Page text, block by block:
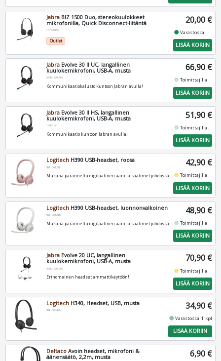
Jabra BIZ 1500 Duo, stereokuulokkeet
mikrofonilla, Quick Disconnect-liitäntä
1519-0154
Outlet
20,00 €
fiber_manual_recordVarastossa
LISÄÄ KORIIN
Jabra Evolve 30 II UC, langallinen
kuulokemikrofoni, USB-A, musta
5399-829-309
Kommunikaatiokalusto kuntoon Jabran avulla!
66,90 €
fiber_manual_recordToimittajilla
LISÄÄ KORIIN
Jabra Evolve 30 II HS, langallinen
kuulokemikrofoni, USB-A, musta
14401-21
Kommunikaatio kuntoon Jabran avulla!
51,90 €
fiber_manual_recordToimittajilla
LISÄÄ KORIIN
Logitech H390 USB-headset, roosa
981-001281
Mukana paranneltu digitaalinen ääni ja säätimet johdossa
42,90 €
fiber_manual_recordToimittajilla
LISÄÄ KORIIN
Logitech H390 USB-headset, luonnonvalkoinen
981-001286
Mukana paranneltu digitaalinen ääni ja säätimet johdossa
48,90 €
fiber_manual_recordToimittajilla
LISÄÄ KORIIN
Jabra Evolve 20 UC, langallinen
kuulokemikrofoni, USB-A, musta
4999-829-209
Erinomainen headset ammattikäyttöön!
70,90 €
fiber_manual_recordToimittajilla
LISÄÄ KORIIN
Logitech H340, Headset, USB, musta
981-000475 34,90 €
fiber_manual_recordVarastossa 1 kpl
LISÄÄ KORIIN
Deltaco Avoin headset, mikrofoni &
äänensäätö, 2,2m, musta
6,90 €